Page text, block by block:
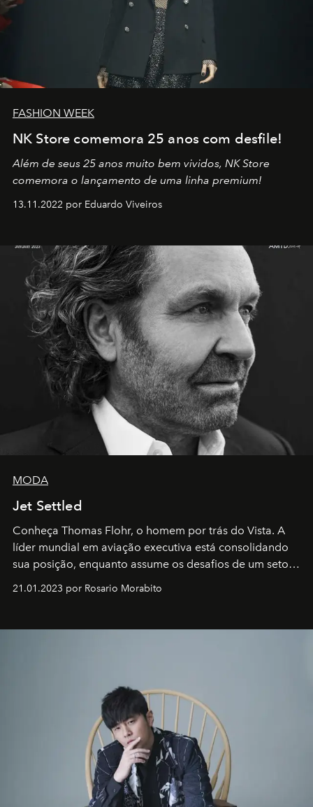
FASHION WEEK
NK Store comemora 25 anos com desfile!
Além de seus 25 anos muito bem vividos, NK Store
comemora o lançamento de uma linha premium!
13.11.2022 por Eduardo Viveiros
MODA
Jet Settled
Conheça Thomas Flohr, o homem por trás do Vista. A
líder mundial em aviação executiva está consolidando
sua posição, enquanto assume os desafios de um setor
em rápida evolução e redefinindo o conceito de luxo
21.01.2023 por Rosario Morabito